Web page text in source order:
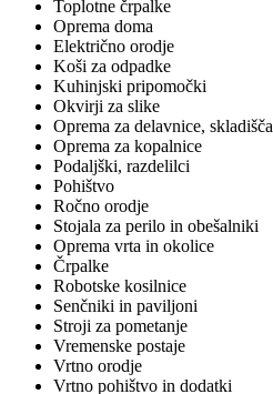
Toplotne črpalke
Oprema doma
Električno orodje
Koši za odpadke
Kuhinjski pripomočki
Okvirji za slike
Oprema za delavnice, skladišča
Oprema za kopalnice
Podaljški, razdelilci
Pohištvo
Ročno orodje
Stojala za perilo in obešalniki
Oprema vrta in okolice
Črpalke
Robotske kosilnice
Senčniki in paviljoni
Stroji za pometanje
Vremenske postaje
Vrtno orodje
Vrtno pohištvo in dodatki